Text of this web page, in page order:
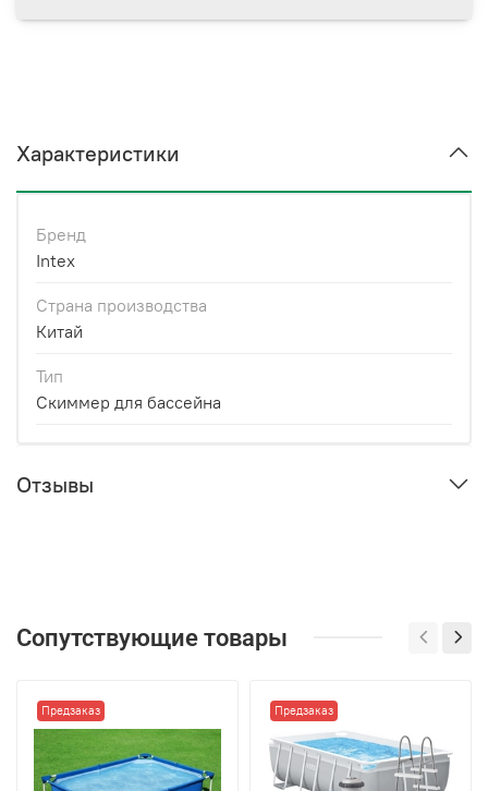
Характеристики
Бренд
Intex
Страна производства
Китай
Тип
Скиммер для бассейна
Отзывы
Сопутствующие товары
Предзаказ Предзаказ